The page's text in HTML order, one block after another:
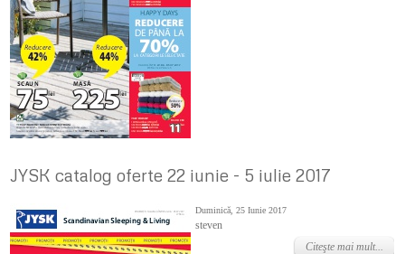
JYSK catalog oferte 22 iunie - 5 iulie 2017
Duminică, 25 Iunie 2017
steven
Citeşte mai mult...